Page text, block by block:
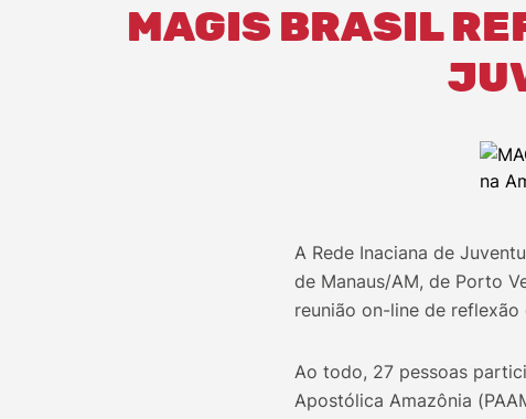
MAGIS BRASIL
A Rede Inaciana de
de Manaus/AM, de Porto
reunião on-line de
Ao todo, 27 pessoas
Apostólica Amazônia